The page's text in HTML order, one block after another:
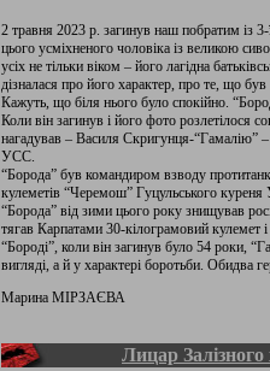
2 травня 2023 р. загинув наш побратим
цього усміхненого чоловіка із великою
усіх не тільки віком – його лагідна
дізналася про його характер, про те, що
Кажуть, що біля нього було спокійно.
Коли він загинув і його фото розлетілося
нагадував – Василя Скригунця-“Гамалію”
УСС.
“Борода” був командиром взводу
кулеметів “Черемош” Гуцульського
“Борода” від зими цього року знищував
тягав Карпатами 30-кілограмовий кулемет
“Бороді”, коли він загинув було 54 роки,
вигляді, а й у характері боротьби. Обидва
Марина МІРЗАЄВА
Лицар Залізного